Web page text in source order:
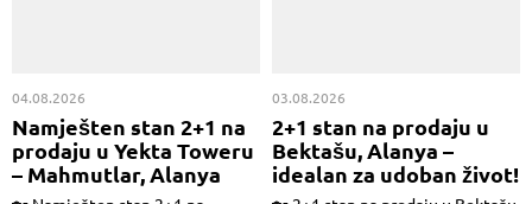
04.08.2026
Namješten stan 2+1 na
prodaju u Yekta Toweru
– Mahmutlar, Alanya
03.08.2026
2+1 stan na prodaju u
Bektašu, Alanya –
idealan za udoban život!